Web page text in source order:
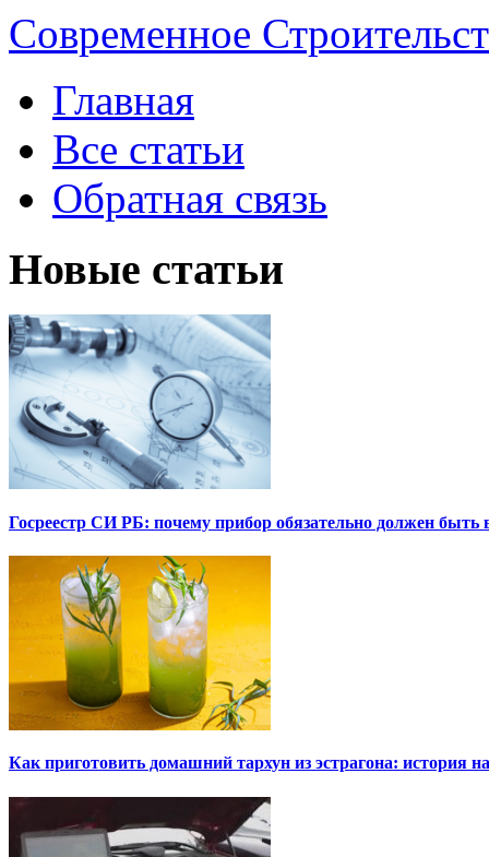
Современное
Главная
Все статьи
Обратная связь
Новые статьи
Госреестр СИ РБ: почему прибор обязательно должен быть
Как приготовить домашний тархун из эстрагона: история